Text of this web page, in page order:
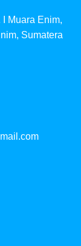
Muara Enim,
Sumatera